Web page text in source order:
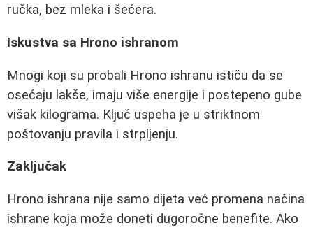
ručka, bez mleka i šećera.
Iskustva sa Hrono ishranom
Mnogi koji su probali Hrono ishranu ističu da se
osećaju lakše, imaju više energije i postepeno gube
višak kilograma. Ključ uspeha je u striktnom
poštovanju pravila i strpljenju.
Zaključak
Hrono ishrana nije samo dijeta već promena načina
ishrane koja može doneti dugoročne benefite. Ako